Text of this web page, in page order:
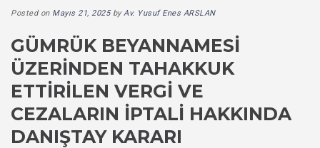
Posted on Mayıs 21, 2025byAv. Yusuf Enes ARSLAN
GÜMRÜK BEYANNAMESI
ÜZERINDEN TAHAKKUK
ETTIRILEN VERGI VE
CEZALARIN İPTALI HAKKINDA
DANIŞTAY KARARI